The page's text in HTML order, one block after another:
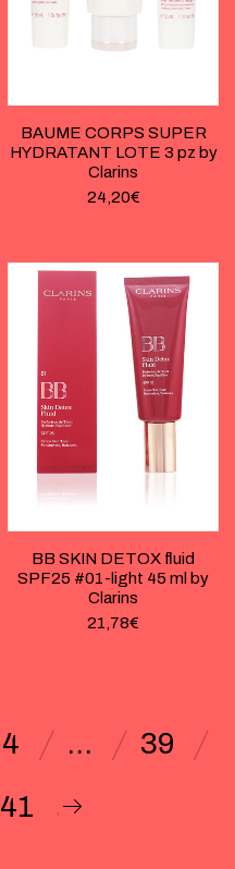
BAUME CORPS SUPER
HYDRATANT LOTE 3 pz by
Clarins
24,20€
BB SKIN DETOX fluid
SPF25 #01-light 45 ml by
Clarins
21,78€
4 …
39
41